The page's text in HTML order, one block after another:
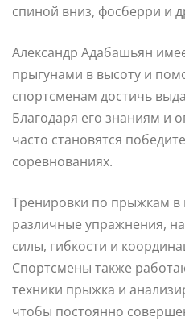
спиной вниз, фосберри и
Александр Адабашьян
прыгунами в высоту и
спортсменам достичь
Благодаря его знаниям и
часто становятся
соревнованиях.
Тренировки по прыжкам в
различные упражнения,
силы, гибкости и
Спортсмены также
техники прыжка и
чтобы постоянно